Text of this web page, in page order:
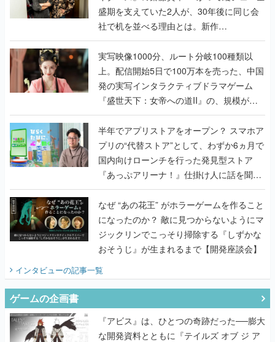
盛期を支えていた2人が、30年後に同じ会
社で机を並べる理由とは。新作
『TATSUJIN EXTREME』で初タッグを組
んだレジェンド2人に訊く開発秘話
実写映像1000分、ルート分岐100種類以
上。配信開始5日で100万本を売った、中国
発の実写インタラクティブドラマゲーム
『盛世天下：女帝への道II』の、規模が違
うこだわりをプロデューサーに聞いた
半年でアプリストアをオープン？ スマホア
プリの“代替ストア”として、わずか6ヵ月で
国内向けローンチを行った発見型ストア
『あっぷアリーナ！』仕掛け人に話を聞い
てみた
なぜ “あの花王” がホラーゲームを作ること
になったのか？ 敵に見つからないようにマ
ジックリンでこっそり掃除する『しずかな
おそうじ』が生まれるまで【開発座談会】
インタビューの記事一覧
ゲームの企画書
『アビス』は、ひとつの奇跡だった──膨大
な開発資料とともに『テイルズ オブ ジ ア